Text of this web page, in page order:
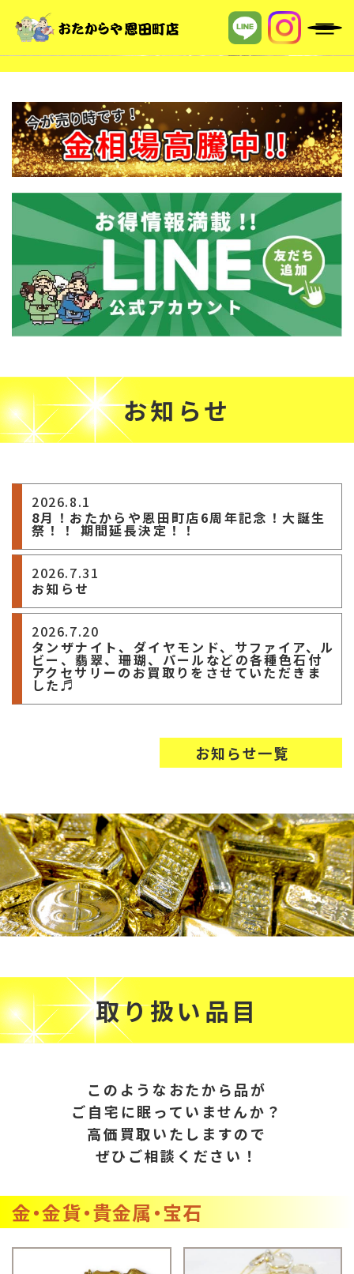
お知らせ
2026.8.1
8月！おたからや恩田町店6周年記念！大誕生
祭！！ 期間延長決定！！
2026.7.31
お知らせ
2026.7.20
タンザナイト、ダイヤモンド、サファイア、ル
ビー、翡翠、珊瑚、パールなどの各種色石付
アクセサリーのお買取りをさせていただきま
した♬
お知らせ一覧
取り扱い品目
このようなおたから品が
ご自宅に眠っていませんか？
高価買取いたしますので
ぜひご相談ください！
金・金貨・貴金属・宝石